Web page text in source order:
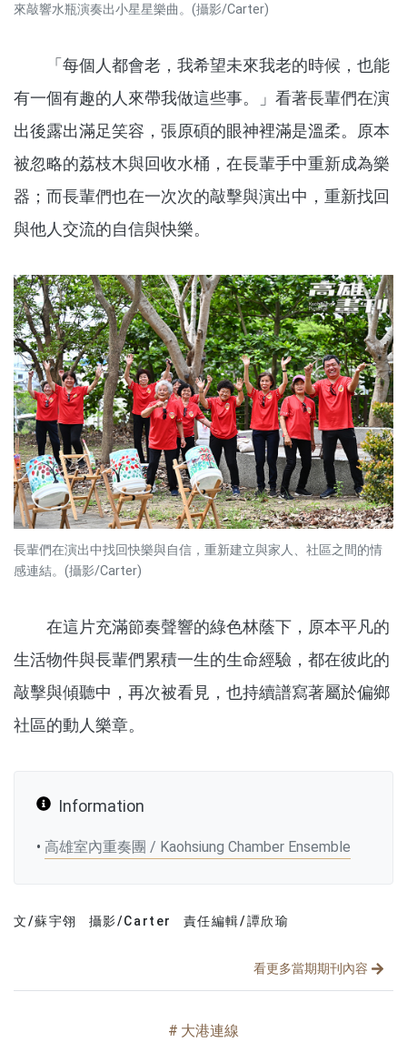
來敲響水瓶演奏出小星星樂曲。(攝影/Carter)
「每個人都會老，我希望未來我老的時候，也能
有一個有趣的人來帶我做這些事。」看著長輩們在演
出後露出滿足笑容，張原碩的眼神裡滿是溫柔。原本
被忽略的荔枝木與回收水桶，在長輩手中重新成為樂
器；而長輩們也在一次次的敲擊與演出中，重新找回
與他人交流的自信與快樂。
長輩們在演出中找回快樂與自信，重新建立與家人、社區之間的情
感連結。(攝影/Carter)
在這片充滿節奏聲響的綠色林蔭下，原本平凡的
生活物件與長輩們累積一生的生命經驗，都在彼此的
敲擊與傾聽中，再次被看見，也持續譜寫著屬於偏鄉
社區的動人樂章。
Information
• 高雄室內重奏團 / Kaohsiung Chamber Ensemble
文/蘇宇翎 攝影/Carter 責任編輯/譚欣瑜
看更多當期期刊內容
文章分類
大港連線
分享文章